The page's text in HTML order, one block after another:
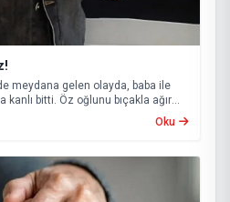
meydana gelen olayda, baba ile
kanlı bitti. Öz oğlunu bıçakla ağır
tutuklanarak cezaevine
Oku